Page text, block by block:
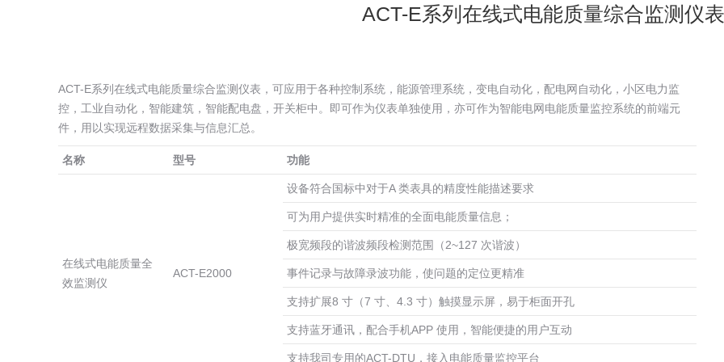
ACT-E系列在线式电能质量综合监测仪表
ACT-E系列在线式电能质量综合监测仪表，可应用于各种控制系统，能源管理系统，变电自动化，配电网自动化，小区电力监
控，工业自动化，智能建筑，智能配电盘，开关柜中。即可作为仪表单独使用，亦可作为智能电网电能质量监控系统的前端元
件，用以实现远程数据采集与信息汇总。
名称 型号 功能
在线式电能质量全
效监测仪
ACT-E2000
设备符合国标中对于A 类表具的精度性能描述要求
可为用户提供实时精准的全面电能质量信息；
极宽频段的谐波频段检测范围（2~127 次谐波）
事件记录与故障录波功能，使问题的定位更精准
支持扩展8 寸（7 寸、4.3 寸）触摸显示屏，易于柜面开孔
支持蓝牙通讯，配合手机APP 使用，智能便捷的用户互动
支持我司专用的ACT-DTU，接入电能质量监控平台